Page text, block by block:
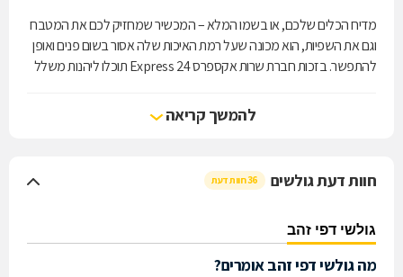
מדיח הכלים שלכם, או בשמו המלא – המכשיר שמחזיק לכם את המטבח
וגם את השפיות, הוא מכונה שעל רמת האיכות שלה אסור בשום פנים ואופן
להתפשר. בזכות חברת שרות אקספרס 24 Express תוכלו ליהנות משלל
מתמחה בשיווק, בתיקון ובהתקנה של מיטב הדגמים המובילים והעדכניים
שקיימים בשוק. לקבלת הצעת מחיר משתלמת, התקשרו בהקדם.
להמשך קריאה
חוות דעת גולשים 36 חוות דעת
גולשי דפי זהב
מה גולשי דפי זהב אומרים?